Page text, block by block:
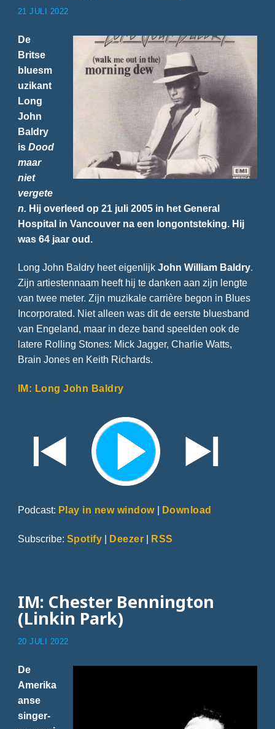
21 JULI 2022
De
Britse
bluesm
uzikant
Long
John
Baldry
is Dood
maar
niet
vergete
n. Hij overleed op 21 juli 2005 in het General
Hospital in Vancouver na een longontsteking. Hij
was 64 jaar oud.
Long John Baldry heet eigenlijk John William Baldry.
Zijn artiestennaam heeft hij te danken aan zijn lengte
van twee meter. Zijn muzikale carrière begon in Blues
Incorporated. Niet alleen was dit de eerste bluesband
van Engeland, maar in deze band speelden ook de
latere Rolling Stones: Mick Jagger, Charlie Watts,
Brain Jones en Keith Richards.
IM: Long John Baldry
Podcast: Play in new window| Download
Subscribe: Spotify | Deezer | RSS
IM: Chester Bennington
(Linkin Park)
20 JULI 2022
De
Amerika
anse
singer-